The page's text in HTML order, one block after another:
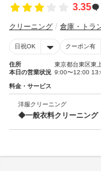
3.35
クリーニング 倉庫・トラ
日祝OK クーポン有
住所
東京都台東区東
本日の営業状況 9:00〜12:00
料金・サービス
洋服クリーニング
◆一般衣料クリーニン